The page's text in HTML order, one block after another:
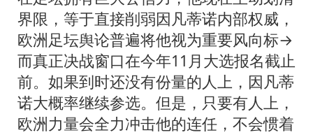
界限，等于直接削弱因凡蒂诺内部权威，
欧洲足坛舆论普遍将他视为重要风向标→
而真正决战窗口在今年11月大选报名截止
前。如果到时还没有份量的人上，因凡蒂
诺大概率继续参选。但是，只要有人上，
欧洲力量会全力冲击他的连任，不会惯着